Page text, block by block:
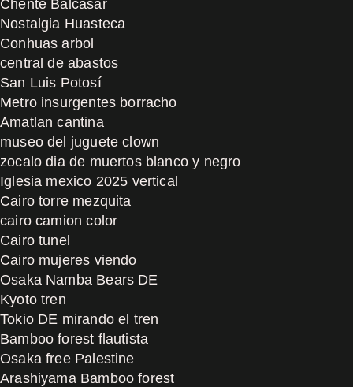
Chente Balcasar
Nostalgia Huasteca
Conhuas arbol
central de abastos
San Luis Potosí
Metro insurgentes borracho
Amatlan cantina
museo del juguete clown
zocalo dia de muertos blanco y negro
Iglesia mexico 2025 vertical
Cairo torre mezquita
cairo camion color
Cairo tunel
Cairo mujeres viendo
Osaka Namba Bears DE
Kyoto tren
Tokio DE mirando el tren
Bamboo forest flautista
Osaka free Palestine
Arashiyama Bamboo forest